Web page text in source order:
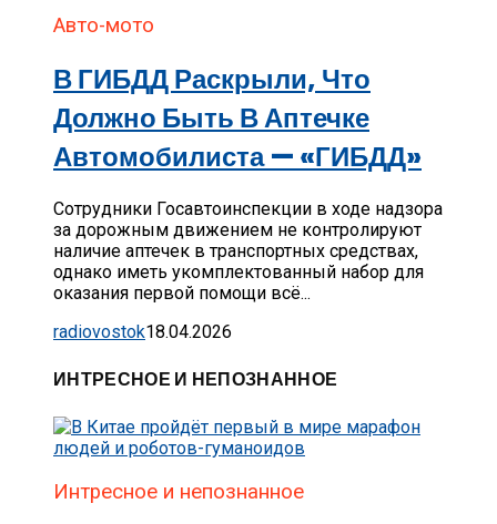
Авто-мото
В ГИБДД Раскрыли, Что
Должно Быть В Аптечке
Автомобилиста — «ГИБДД»
Сотрудники Госавтоинспекции в ходе надзора
за дорожным движением не контролируют
наличие аптечек в транспортных средствах,
однако иметь укомплектованный набор для
оказания первой помощи всё...
radiovostok18.04.2026
ИНТРЕСНОЕ И НЕПОЗНАННОЕ
Интресное и непознанное